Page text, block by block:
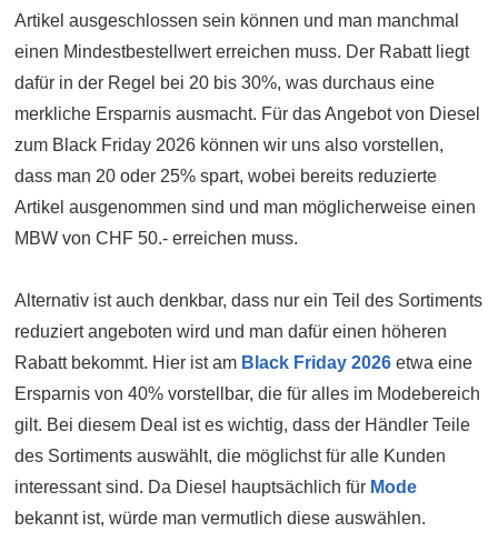
Artikel ausgeschlossen sein können und man manchmal
einen Mindestbestellwert erreichen muss. Der Rabatt liegt
dafür in der Regel bei 20 bis 30%, was durchaus eine
merkliche Ersparnis ausmacht. Für das Angebot von Diesel
zum Black Friday 2026 können wir uns also vorstellen,
dass man 20 oder 25% spart, wobei bereits reduzierte
Artikel ausgenommen sind und man möglicherweise einen
MBW von CHF 50.- erreichen muss.
Alternativ ist auch denkbar, dass nur ein Teil des Sortiments
reduziert angeboten wird und man dafür einen höheren
Rabatt bekommt. Hier ist am Black Friday 2026 etwa eine
Ersparnis von 40% vorstellbar, die für alles im Modebereich
gilt. Bei diesem Deal ist es wichtig, dass der Händler Teile
des Sortiments auswählt, die möglichst für alle Kunden
interessant sind. Da Diesel hauptsächlich für Mode
bekannt ist, würde man vermutlich diese auswählen.